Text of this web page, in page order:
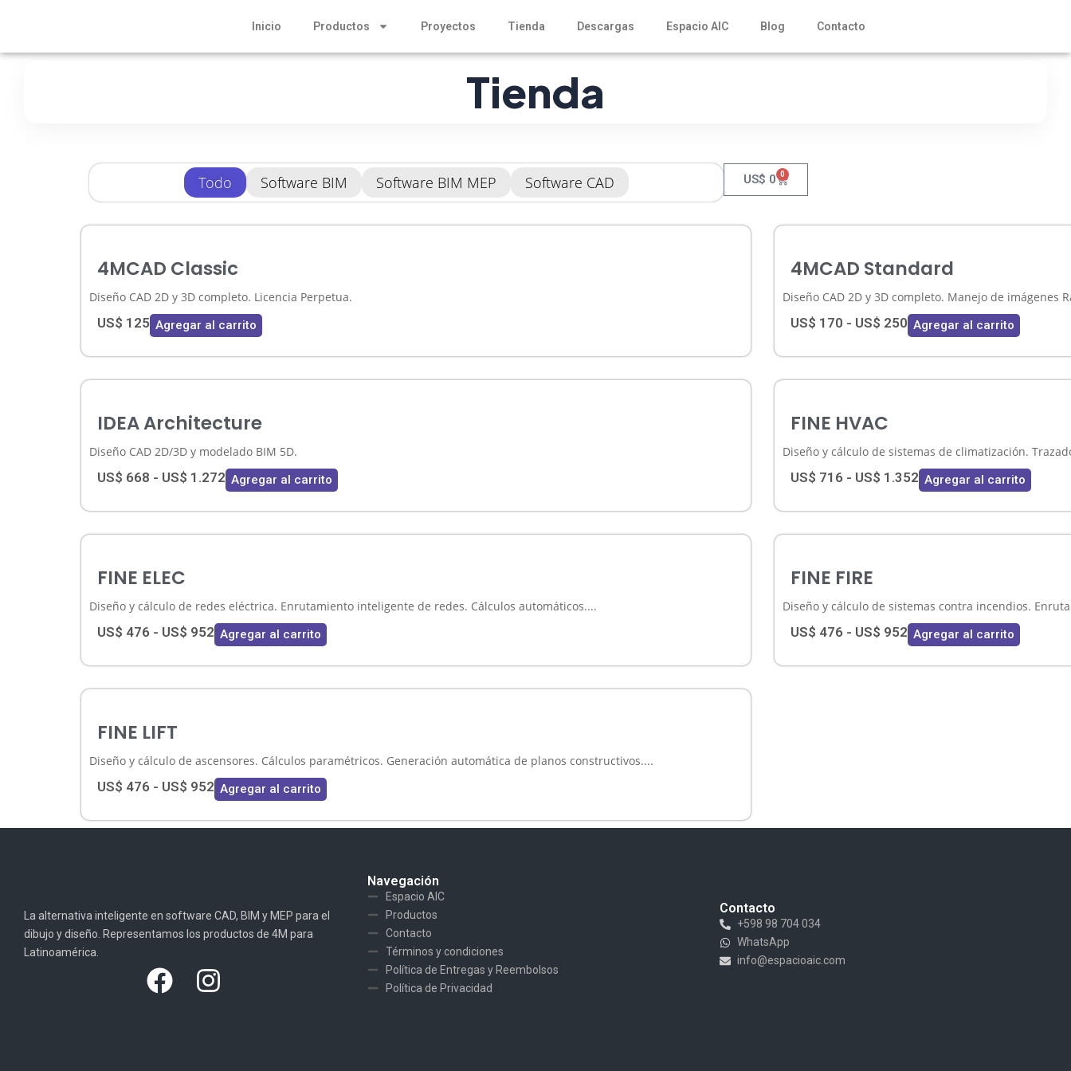
Inicio Productos Proyectos Tienda Descargas Espacio AIC Blog Contacto
Tienda
Software BIM Software BIM MEP Software CAD
Todo US$ 0 0
4MCAD Classic
Diseño CAD 2D y 3D completo. Licencia Perpetua.
US$ 125 Agregar al carrito
4MCAD Standard
Diseño CAD 2D y 3D completo. Manejo de imágenes
US$ 170 - US$ 250 Agregar al carrito
IDEA Architecture
Diseño CAD 2D/3D y modelado BIM 5D.
US$ 668 - US$ 1.272 Agregar al carrito
FINE HVAC
Diseño y cálculo de sistemas de climatización.
US$ 716 - US$ 1.352 Agregar al carrito
FINE ELEC
Diseño y cálculo de redes eléctrica. Enrutamiento inteligente de redes. Cálculos automáticos....
US$ 476 - US$ 952 Agregar al carrito
FINE FIRE
Diseño y cálculo de sistemas contra incendios.
US$ 476 - US$ 952 Agregar al carrito
FINE LIFT
Diseño y cálculo de ascensores. Cálculos paramétricos. Generación automática de planos constructivos....
US$ 476 - US$ 952 Agregar al carrito
La alternativa inteligente en software CAD, BIM y MEP para el
dibujo y diseño. Representamos los productos de 4M para
Latinoamérica.
Navegación
Espacio AIC
Productos
Contacto
Términos y condiciones
Política de Entregas y Reembolsos
Política de Privacidad
Contacto
+598 98 704 034
WhatsApp
info@espacioaic.com